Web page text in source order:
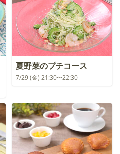
夏野菜のプチコース
7/29 (金) 21:30〜22:30